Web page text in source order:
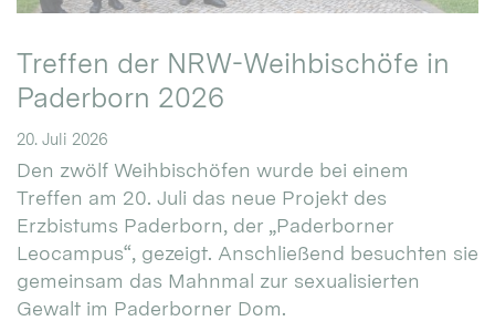
Treffen der NRW-Weihbischöfe in
Paderborn 2026
20. Juli 2026
Den zwölf Weihbischöfen wurde bei einem
Treffen am 20. Juli das neue Projekt des
Erzbistums Paderborn, der „Paderborner
Leocampus“, gezeigt. Anschließend besuchten sie
gemeinsam das Mahnmal zur sexualisierten
Gewalt im Paderborner Dom.